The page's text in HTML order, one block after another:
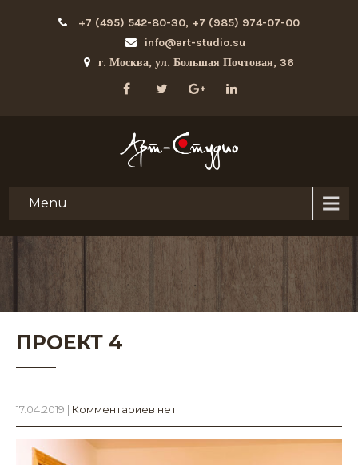
+7 (495) 542-80-30, +7 (985) 974-07-00
info@art-studio.su
г. Москва, ул. Большая Почтовая, 36
Menu
ПРОЕКТ 4
17.04.2019 | Комментариев нет